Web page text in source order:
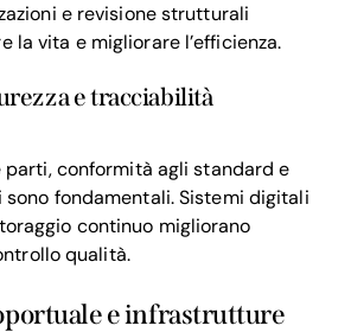
e revisione strutturali
la vita e migliorare l’efficienza.
e tracciabilità
conformità agli standard e
fondamentali. Sistemi digitali
continuo migliorano
qualità.
e infrastrutture